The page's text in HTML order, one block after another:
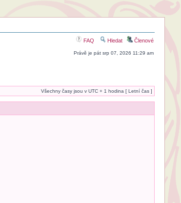
FAQ Hledat Členové
Právě je pát srp 07, 2026 11:29 am
Všechny časy jsou v UTC + 1 hodina [ Letní čas ]